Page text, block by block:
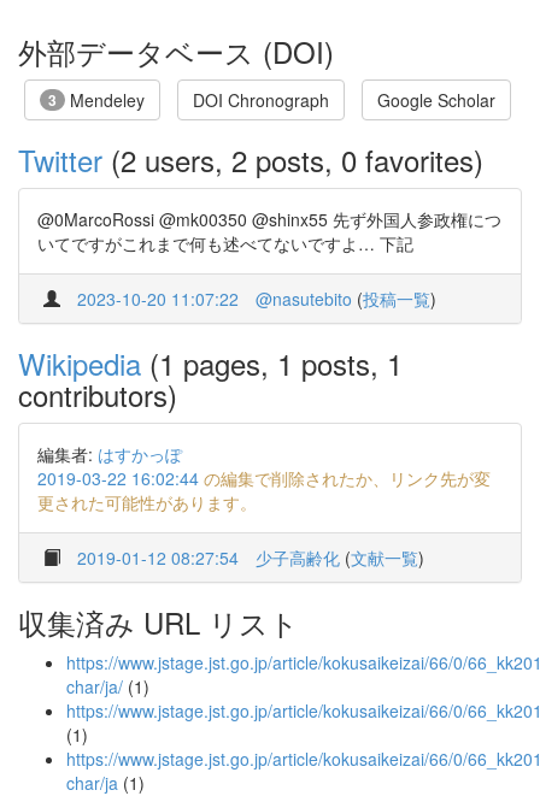
外部データベース (DOI)
3 Mendeley DOI Chronograph Google Scholar
Twitter (2 users, 2 posts, 0 favorites)
@0MarcoRossi @mk00350 @shinx55 先ず外国人参政権につ
いてですがこれまで何も述べてないですよ… 下記
2023-10-20 11:07:22 @nasutebito (投稿一覧)
Wikipedia (1 pages, 1 posts, 1
contributors)
編集者: はすかっぽ
2019-03-22 16:02:44 の編集で削除されたか、リンク先が変
更された可能性があります。
2019-01-12 08:27:54 少子高齢化 (文献一覧)
収集済み URL リスト
https://www.jstage.jst.go.jp/article/kokusaikeizai/66/0/
char/ja/ (1)
https://www.jstage.jst.go.jp/article/kokusaikeizai/66/0/
(1)
https://www.jstage.jst.go.jp/article/kokusaikeizai/66/0/
char/ja (1)